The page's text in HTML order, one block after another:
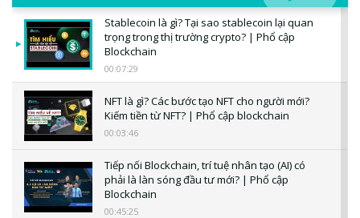
Stablecoin là gì? Tại sao stablecoin lại quan
trọng trong thị trường crypto? | Phổ cập
Blockchain
00:07:29
NFT là gì? Các bước tạo NFT cho người mới?
Kiếm tiền từ NFT? | Phổ cập blockchain
00:03:46
Tiếp nối Blockchain, trí tuệ nhân tạo (AI) có
phải là làn sóng đầu tư mới? | Phổ cập
Blockchain
00:45:25